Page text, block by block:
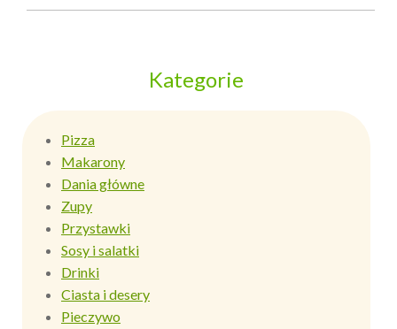
Kategorie
Pizza
Makarony
Dania główne
Zupy
Przystawki
Sosy i salatki
Drinki
Ciasta i desery
Pieczywo